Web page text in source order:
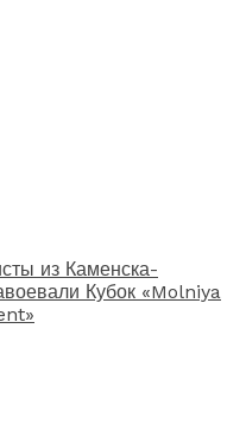
из Каменска-
Кубок «Molniya